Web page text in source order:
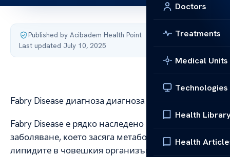
Doctors
Treatments
Medical Units
Technologies
Health
Health
Published by Acibadem Health Point·
Last updated July 10, 2025
Fabry Disease диагноза диагноза and лечение
Fabry Disease е рядко наследено генетично
заболяване, което засяга метаболизма на
липидите в човешкия организъм. Това